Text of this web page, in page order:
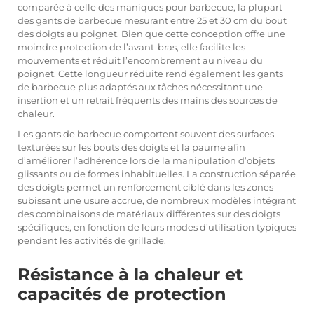
comparée à celle des maniques pour barbecue, la plupart
des gants de barbecue mesurant entre 25 et 30 cm du bout
des doigts au poignet. Bien que cette conception offre une
moindre protection de l’avant-bras, elle facilite les
mouvements et réduit l’encombrement au niveau du
poignet. Cette longueur réduite rend également les gants
de barbecue plus adaptés aux tâches nécessitant une
insertion et un retrait fréquents des mains des sources de
chaleur.
Les gants de barbecue comportent souvent des surfaces
texturées sur les bouts des doigts et la paume afin
d’améliorer l’adhérence lors de la manipulation d’objets
glissants ou de formes inhabituelles. La construction séparée
des doigts permet un renforcement ciblé dans les zones
subissant une usure accrue, de nombreux modèles intégrant
des combinaisons de matériaux différentes sur des doigts
spécifiques, en fonction de leurs modes d’utilisation typiques
pendant les activités de grillade.
Résistance à la chaleur et
capacités de protection